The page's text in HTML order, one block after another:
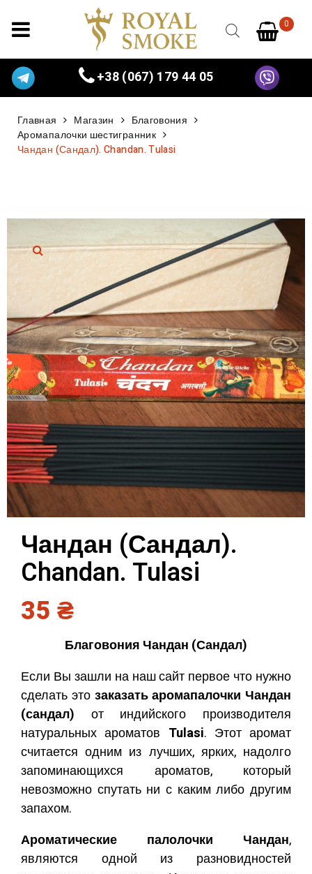
0
+38 (067) 179 44 05
Главная Магазин
Благовония
Аромапалочки шестигранник
Чандан (Сандал). Chandan. Tulasi
Чандан (Сандал).
Chandan. Tulasi
35₴
Благовония Чандан (Сандал)
Если Вы зашли на наш сайт первое что нужно
сделать это заказать аромапалочки Чандан
(сандал) от индийского производителя
натуральных ароматов Tulasi. Этот аромат
считается одним из лучших, ярких, надолго
запоминающихся ароматов, который
невозможно спутать ни с каким либо другим
запахом.
Ароматические палолочки Чандан,
являются одной из разновидностей